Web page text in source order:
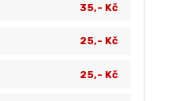
35,- Kč
25,- Kč
25,- Kč